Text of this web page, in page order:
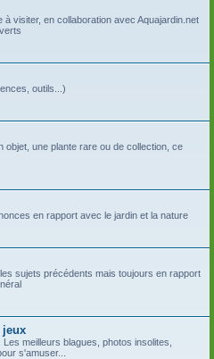
à visiter, en collaboration avec Aquajardin.net
outils...)
objet, une plante rare ou de collection, ce
en rapport avec le jardin et la nature
sujets précédents mais toujours en rapport
jeux
meilleurs blagues, photos insolites,
s'amuser...